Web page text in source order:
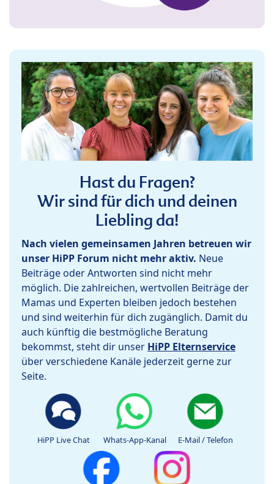
Hast du Fragen?
Wir sind für dich und deinen
Liebling da!
Nach vielen gemeinsamen Jahren betreuen wir
unser HiPP Forum nicht mehr aktiv. Neue
Beiträge oder Antworten sind nicht mehr
möglich. Die zahlreichen, wertvollen Beiträge der
Mamas und Experten bleiben jedoch bestehen
und sind weiterhin für dich zugänglich. Damit du
auch künftig die bestmögliche Beratung
bekommst, steht dir unser HiPP Elternservice
über verschiedene Kanäle jederzeit gerne zur
Seite.
HiPP Live Chat Whats-App-Kanal E-Mail / Telefon